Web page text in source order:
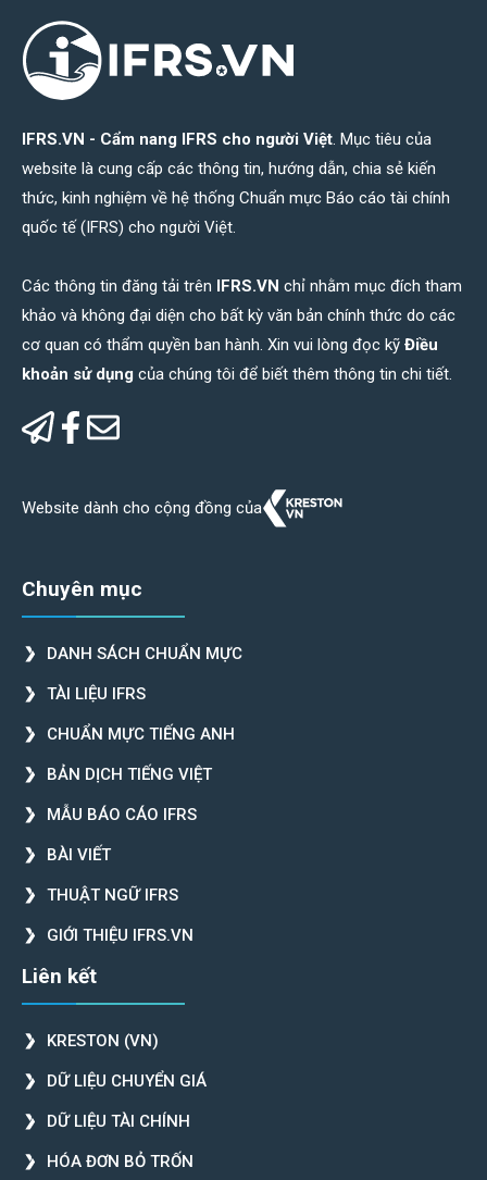
IFRS.VN - Cẩm nang IFRS cho người Việt. Mục tiêu của
website là cung cấp các thông tin, hướng dẫn, chia sẻ kiến
thức, kinh nghiệm về hệ thống Chuẩn mực Báo cáo tài chính
quốc tế (IFRS) cho người Việt.
Các thông tin đăng tải trên IFRS.VN chỉ nhằm mục đích tham
khảo và không đại diện cho bất kỳ văn bản chính thức do các
cơ quan có thẩm quyền ban hành. Xin vui lòng đọc kỹ Điều
khoản sử dụng của chúng tôi để biết thêm thông tin chi tiết.
Website dành cho cộng đồng của
Chuyên mục
DANH SÁCH CHUẨN MỰC
TÀI LIỆU IFRS
CHUẨN MỰC TIẾNG ANH
BẢN DỊCH TIẾNG VIỆT
MẪU BÁO CÁO IFRS
BÀI VIẾT
THUẬT NGỮ IFRS
GIỚI THIỆU IFRS.VN
Liên kết
KRESTON (VN)
DỮ LIỆU CHUYỂN GIÁ
DỮ LIỆU TÀI CHÍNH
HÓA ĐƠN BỎ TRỐN